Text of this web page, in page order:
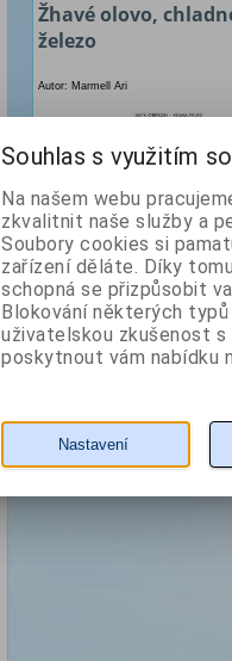
Žhavé olovo,
železo
Autor: Marmell Ari
189 Kč
Souhlas s využitím
Na našem webu
zkvalitnit naše služby a
Soubory cookies si
zařízení děláte. Díky
schopná se přizpůsobit
Blokování některých
uživatelskou zkušenost s
poskytnout vám nabídku
Nastavení